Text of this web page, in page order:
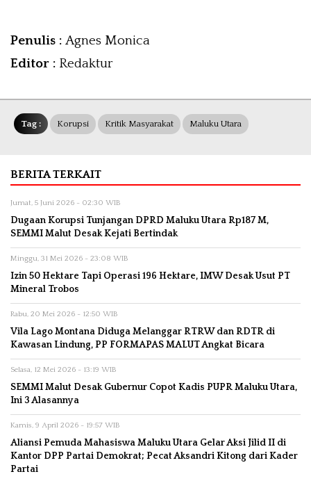
Penulis : Agnes Monica
Editor : Redaktur
Tag : Korupsi Kritik Masyarakat Maluku Utara
BERITA TERKAIT
Jumat, 5 Juni 2026 - 02:30 WIB
Dugaan Korupsi Tunjangan DPRD Maluku Utara Rp187 M,
SEMMI Malut Desak Kejati Bertindak
Minggu, 31 Mei 2026 - 23:08 WIB
Izin 50 Hektare Tapi Operasi 196 Hektare, IMW Desak Usut PT
Mineral Trobos
Rabu, 20 Mei 2026 - 12:50 WIB
Vila Lago Montana Diduga Melanggar RTRW dan RDTR di
Kawasan Lindung, PP FORMAPAS MALUT Angkat Bicara
Selasa, 12 Mei 2026 - 13:19 WIB
SEMMI Malut Desak Gubernur Copot Kadis PUPR Maluku Utara,
Ini 3 Alasannya
Kamis, 9 April 2026 - 19:57 WIB
Aliansi Pemuda Mahasiswa Maluku Utara Gelar Aksi Jilid II di
Kantor DPP Partai Demokrat; Pecat Aksandri Kitong dari Kader
Partai